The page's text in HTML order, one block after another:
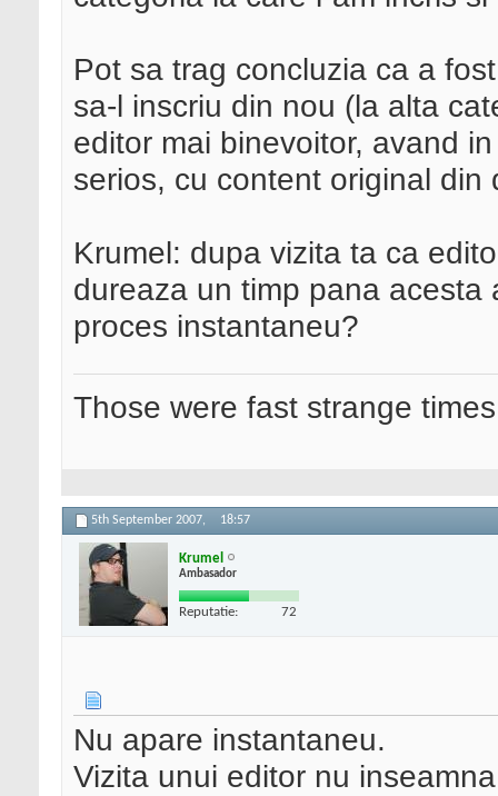
Pot sa trag concluzia ca a
sa-l inscriu din nou (la alta
editor mai binevoitor, avand
serios, cu content original din
Krumel: dupa vizita ta ca
dureaza un timp pana
proces instantaneu?
Those were fast strange
5th September 2007, 18:57
Krumel
Ambasador
Reputatie: 72
Nu apare instantaneu.
Vizita unui editor nu